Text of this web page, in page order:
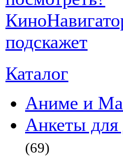
Каталог
Аниме и
Анкеты для
(69)